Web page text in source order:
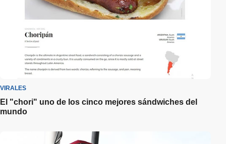
VIRALES
El "chori" uno de los cinco mejores sándwiches del
mundo